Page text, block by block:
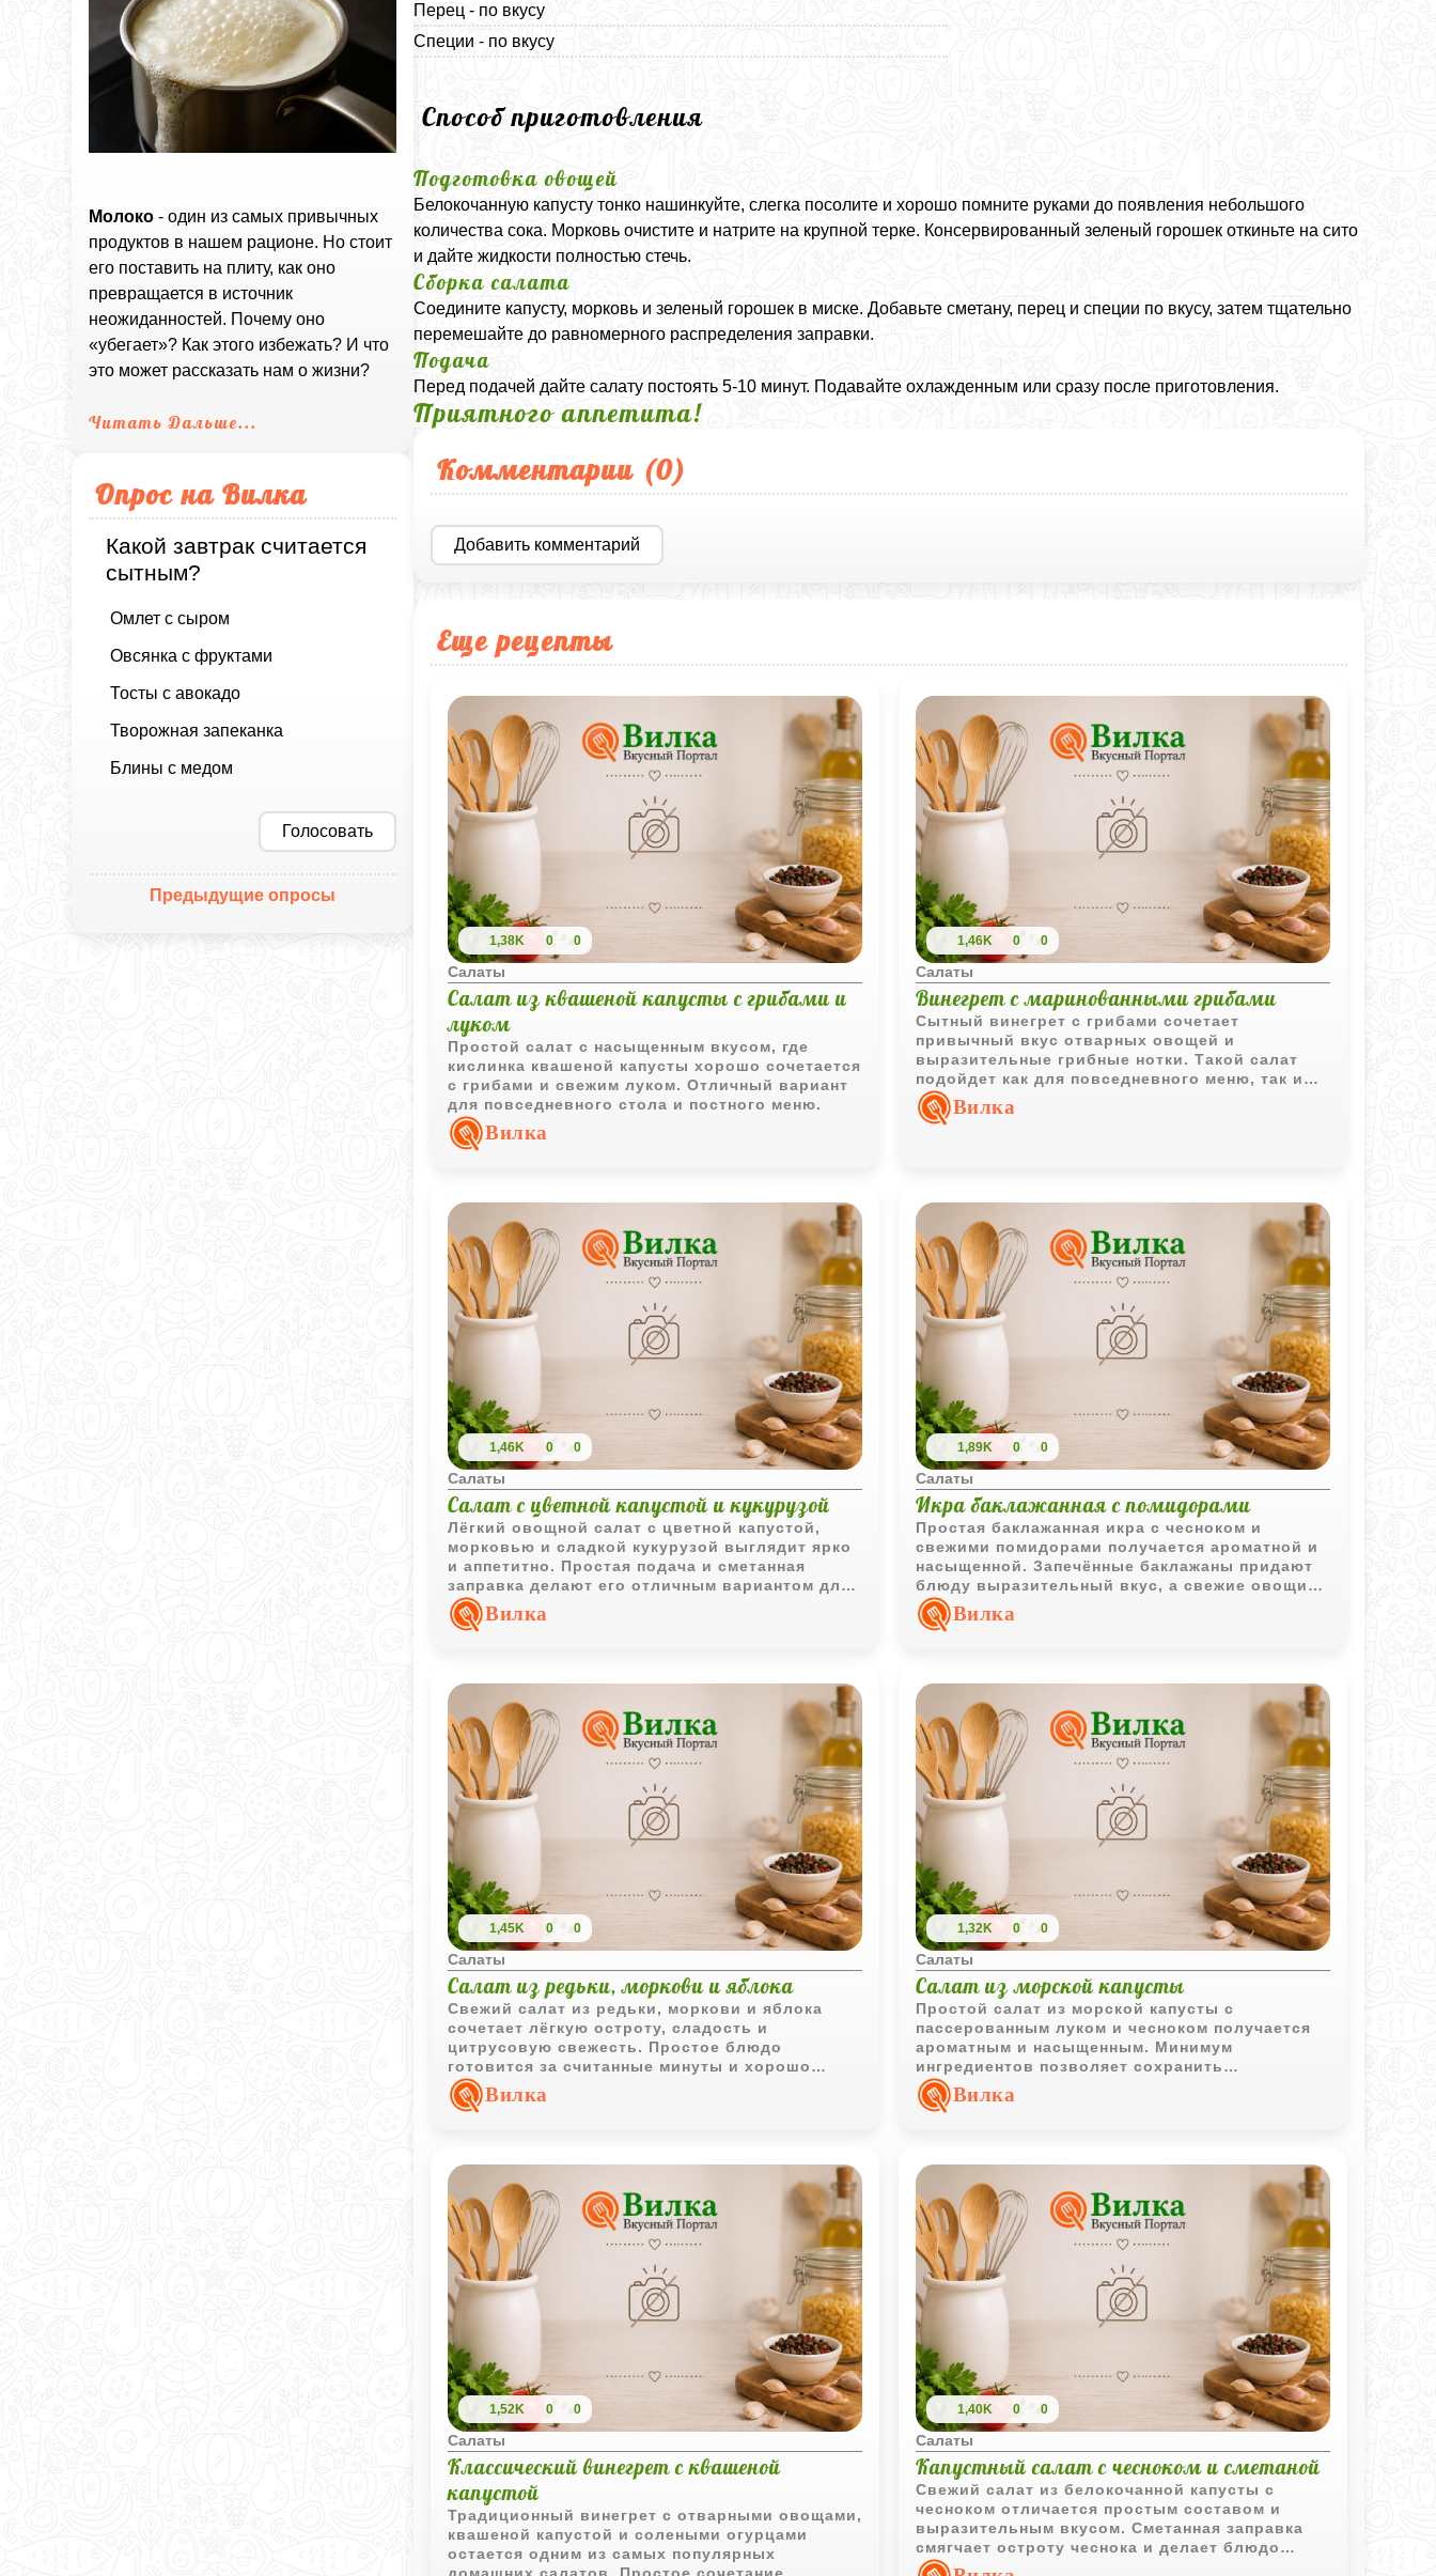
Молоко - один из самых привычных
продуктов в нашем рационе. Но стоит
его поставить на плиту, как оно
превращается в источник
неожиданностей. Почему оно
«убегает»? Как этого избежать? И что
это может рассказать нам о жизни?
Читать Дальше...
Опрос на Вилка
Какой завтрак считается
сытным?
Омлет с сыром
Овсянка с фруктами
Тосты с авокадо
Творожная запеканка
Блины с медом
Голосовать
Предыдущие опросы
Перец - по вкусу
Специи - по вкусу
Способ приготовления
Подготовка овощей
Белокочанную капусту тонко нашинкуйте, слегка посолите и хорошо помните руками до появления небольшого
количества сока. Морковь очистите и натрите на крупной терке. Консервированный зеленый горошек откиньте на сито
и дайте жидкости полностью стечь.
Сборка салата
Соедините капусту, морковь и зеленый горошек в миске. Добавьте сметану, перец и специи по вкусу, затем тщательно
перемешайте до равномерного распределения заправки.
Подача
Перед подачей дайте салату постоять 5-10 минут. Подавайте охлажденным или сразу после приготовления.
Приятного аппетита!
Комментарии (0)
Добавить комментарий
Еще рецепты
1,38K 0 0
Салаты
Салат из квашеной капусты с грибами и
луком
Простой салат с насыщенным вкусом, где
кислинка квашеной капусты хорошо сочетается
с грибами и свежим луком. Отличный вариант
для повседневного стола и постного меню.
Вилка
1,46K 0 0
Салаты
Винегрет с маринованными грибами
Сытный винегрет с грибами сочетает
привычный вкус отварных овощей и
выразительные грибные нотки. Такой салат
подойдет как для повседневного меню, так и
для праздничного стола.
Вилка
1,46K 0 0
Салаты
Салат с цветной капустой и кукурузой
Лёгкий овощной салат с цветной капустой,
морковью и сладкой кукурузой выглядит ярко
и аппетитно. Простая подача и сметанная
заправка делают его отличным вариантом для
повседневного меню.
Вилка
1,89K 0 0
Салаты
Икра баклажанная с помидорами
Простая баклажанная икра с чесноком и
свежими помидорами получается ароматной и
насыщенной. Запечённые баклажаны придают
блюду выразительный вкус, а свежие овощи
делают подачу особенно аппетитной.
Вилка
1,45K 0 0
Салаты
Салат из редьки, моркови и яблока
Свежий салат из редьки, моркови и яблока
сочетает лёгкую остроту, сладость и
цитрусовую свежесть. Простое блюдо
готовится за считанные минуты и хорошо
подходит как дополнение к основному меню.
Вилка
1,32K 0 0
Салаты
Салат из морской капусты
Простой салат из морской капусты с
пассерованным луком и чесноком получается
ароматным и насыщенным. Минимум
ингредиентов позволяет сохранить
характерный вкус морской капусты и сделать
его более выразительным.
Вилка
1,52K 0 0
Салаты
Классический винегрет с квашеной
капустой
Традиционный винегрет с отварными овощами,
квашеной капустой и солеными огурцами
остается одним из самых популярных
1,40K 0 0
Салаты
Капустный салат с чесноком и сметаной
Свежий салат из белокочанной капусты с
чесноком отличается простым составом и
выразительным вкусом. Сметанная заправка
смягчает остроту чеснока и делает блюдо
более гармоничным.